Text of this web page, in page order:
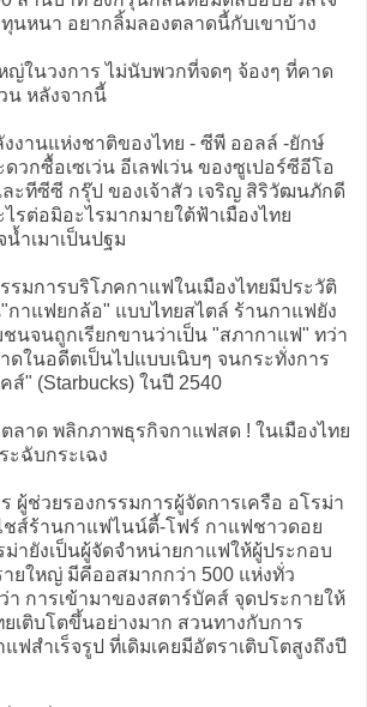
นหนา อยากลิ้มลองตลาดนี้กับเขาบ้าง
ญ่ในวงการ ไม่นับพวกที่จดๆ จ้องๆ ที่คาด
น หลังจากนี้
งานแห่งชาติของไทย - ซีพี ออลล์ -ยักษ์
วกซื้อเซเว่น อีเลฟเว่น ของซูเปอร์ซีอีโอ
ะทีซีซี กรุ๊ป ของเจ้าสัว เจริญ สิริวัฒนภักดี
รต่อมิอะไรมากมายใต้ฟ้าเมืองไทย
ำเมาเป็นปฐม
รมการบริโภคกาแฟในเมืองไทยมีประวัติ
าแฟยกล้อ" แบบไทยสไตล์ ร้านกาแฟยัง
นจนถูกเรียกขานว่าเป็น "สภากาแฟ" ทว่า
ดในอดีตเป็นไปแบบเนิบๆ จนกระทั่งการ
ส์" (Starbucks) ในปี 2540
ลาด พลิกภาพธุรกิจกาแฟสด ! ในเมืองไทย
ะฉับกระเฉง
ผู้ช่วยรองกรรมการผู้จัดการเครือ อโรม่า
ชส์ร้านกาแฟไนน์ตี้-โฟร์ กาแฟชาวดอย
ายังเป็นผู้จัดจำหน่ายกาแฟให้ผู้ประกอบ
ายใหญ่ มีคีออสมากกว่า 500 แห่งทั่ว
า การเข้ามาของสตาร์บัคส์ จุดประกายให้
เติบโตขึ้นอย่างมาก สวนทางกับการ
ฟสำเร็จรูป ที่เดิมเคยมีอัตราเติบโตสูงถึงปี